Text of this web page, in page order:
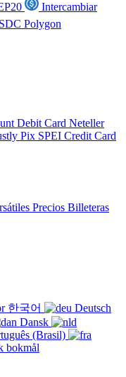
Intercambiar
Polygon
Debit Card Neteller
Pix SPEI Credit Card
Precios Billeteras
한국어
Deutsch
Dansk
(Brasil)
bokmål